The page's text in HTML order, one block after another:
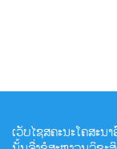
ເວັບໄຊສຄະນະໂຄສະ